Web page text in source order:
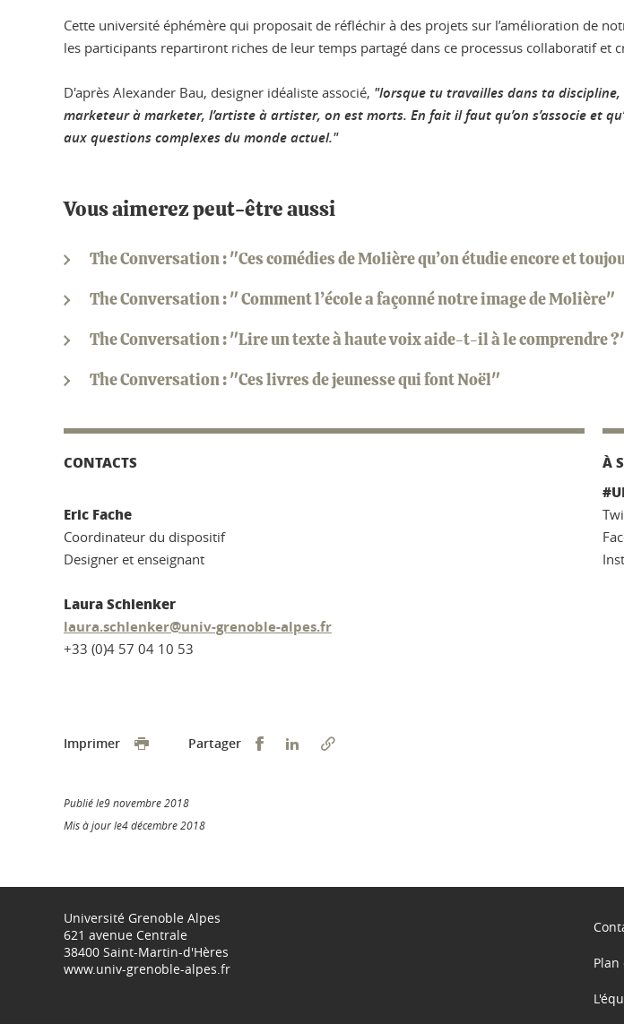
Cette université éphémère qui proposait de réfléchir à des projets sur l’amélioration de
les participants repartiront riches de leur temps partagé dans ce processus collaboratif et
D'après Alexander Bau, designer idéaliste associé, "lorsque tu travailles dans ta
marketeur à marketer, l’artiste à artister, on est morts. En fait il faut qu’on s’associe et
aux questions complexes du monde actuel."
Vous aimerez peut-être aussi
The Conversation : "Ces comédies de Molière qu’on étudie encore et
The Conversation : " Comment l’école a façonné notre image de Molière"
The Conversation : "Lire un texte à haute voix aide-t-il à le comprendre
The Conversation : "Ces livres de jeunesse qui font Noël"
CONTACTS
Eric Fache
Coordinateur du dispositif
Designer et enseignant
Laura Schlenker
laura.schlenker@univ-grenoble-alpes.fr
+33 (0)4 57 04 10 53
À
Imprimer Partager Partager sur Facebook
Partager sur LinkedIn
Publié le9 novembre 2018
Mis à jour le4 décembre 2018
Université Grenoble Alpes
621 avenue Centrale
38400 Saint-Martin-d'Hères
www.univ-grenoble-alpes.fr